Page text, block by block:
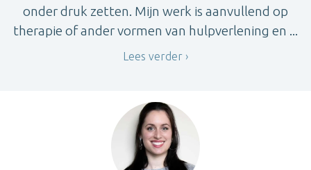
onder druk zetten. Mijn werk is aanvullend op
therapie of ander vormen van hulpverlening en ...
Lees verder